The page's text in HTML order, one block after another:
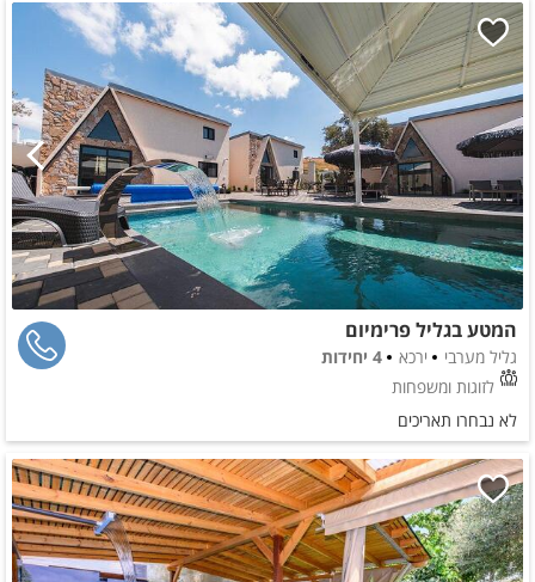
המטע בגליל פרימיום
גליל מערבי ירכא
4 יחידות
לזוגות ומשפחות
לא נבחרו תאריכים